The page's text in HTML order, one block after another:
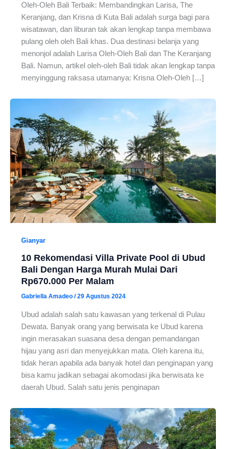
Oleh-Oleh Bali Terbaik: Membandingkan Larisa, The
Keranjang, dan Krisna di Kuta Bali adalah surga bagi para
wisatawan, dan liburan tak akan lengkap tanpa membawa
pulang oleh oleh Bali khas. Dua destinasi belanja yang
menonjol adalah Larisa Oleh-Oleh Bali dan The Keranjang
Bali. Namun, artikel oleh-oleh Bali tidak akan lengkap tanpa
menyinggung raksasa utamanya: Krisna Oleh-Oleh […]
Gianyar
10 Rekomendasi Villa Private Pool di Ubud
Bali Dengan Harga Murah Mulai Dari
Rp670.000 Per Malam
Gabriella Amadeo /29 Agustus 2024
Ubud adalah salah satu kawasan yang terkenal di Pulau
Dewata. Banyak orang yang berwisata ke Ubud karena
ingin merasakan suasana desa dengan pemandangan
hijau yang asri dan menyejukkan mata. Oleh karena itu,
tidak heran apabila ada banyak hotel dan penginapan yang
bisa kamu jadikan sebagai akomodasi jika berwisata ke
daerah Ubud. Salah satu jenis penginapan